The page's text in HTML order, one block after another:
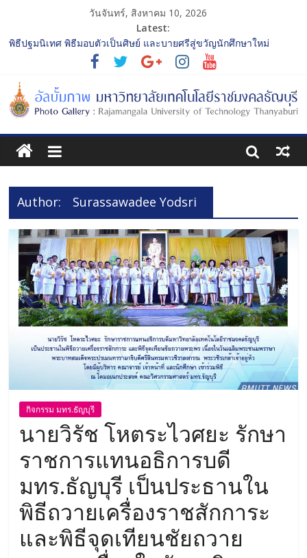
วันจันทร์, สิงหาคม 10, 2026
Latest:
พิธีปฐมนิเทศ พิธีมอบตัวเป็นศิษย์ และบายศรีสู่ขวัญนักศึกษาใหม่
ประจำปีการศึกษา 2568 รุ่นที่ 2
การประกวดทูตกิจกรรม ประจำปีการศึกษา 2568 “RMUTT Freshy
2025 Time to Nine-T”
โครงการแลกเปลี่ยนเรียนรู้บทบาทของกรรมการสภามหาวิทยาลัย
เทคโนโลยีราชมงคลธัญบุรี
รับน้องเข้าคณะศิลปกรรมศาสตร์ “โยนลูกรักษ์”
พิธีปฐมนิเทศ พิธีมอบตัวเป็นศิษย์ และบายศรีสู่ขวัญนักศึกษาใหม่
ประจำปีการศึกษา 2568 รุ่นที่ 3
Author: Surassawadee Yodsri
กิจกรรม มทร.ธัญบุรี
นายวิรัช โหตระไวศยะ รักษา
ราชการแทนอธิการบดี
มทร.ธัญบุรี เป็นประธานใน
พิธีถวายเครื่องราชสักการะ
และพิธีจุดเทียนชัยถวาย